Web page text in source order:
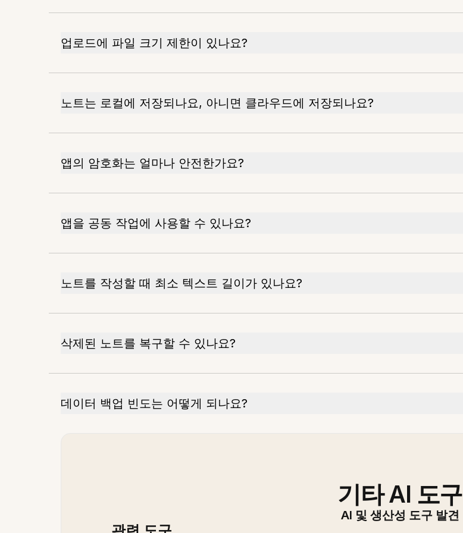
업로드에 파일 크기 제한이 있나요?
노트는 로컬에 저장되나요, 아니면 클라우드에 저장되나요?
앱의 암호화는 얼마나 안전한가요?
앱을 공동 작업에 사용할 수 있나요?
노트를 작성할 때 최소 텍스트 길이가 있나요?
삭제된 노트를 복구할 수 있나요?
데이터 백업 빈도는 어떻게 되나요?
기타 AI 도구
AI 및 생산성 도구 발견